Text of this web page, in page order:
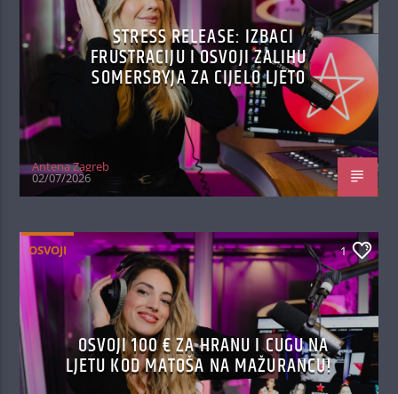
STRESS RELEASE: IZBACI
FRUSTRACIJU I OSVOJI ZALIHU
SOMERSBYJA ZA CIJELO LJETO
Antena Zagreb
02/07/2026
OSVOJI 1
OSVOJI 100 € ZA HRANU I CUGU NA
LJETU KOD MATOŠA NA MAŽURANCU!